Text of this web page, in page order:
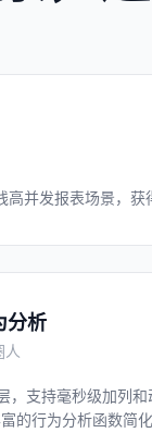
并发报表场景，获
分析
人
，支持毫秒级加列和
的行为分析函数简